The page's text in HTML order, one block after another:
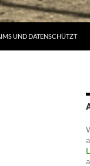
UND DATENSCHÜTZT